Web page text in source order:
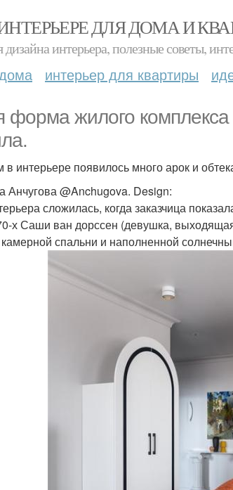
ДЛЯ ДОМА И
интерьера, полезные советы,
интерьер для квартиры
форма жилого комплекса
в интерьере появилось много арок и
Анчугова @Anchugova. Design:
сложилась, когда заказчица
х Саши ван дорссен (девушка,
спальни и наполненной